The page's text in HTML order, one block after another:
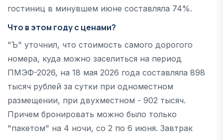
гостиниц в минувшем июне составляла 74%.
Что в этом году с ценами?
"Ъ" уточнил, что стоимость самого дорогого
номера, куда можно заселиться на период
ПМЭФ-2026, на 18 мая 2026 года составляла 898
тысяч рублей за сутки при одноместном
размещении, при двухместном - 902 тысяч.
Причем бронировать можно было только
"пакетом" на 4 ночи, со 2 по 6 июня. Завтрак